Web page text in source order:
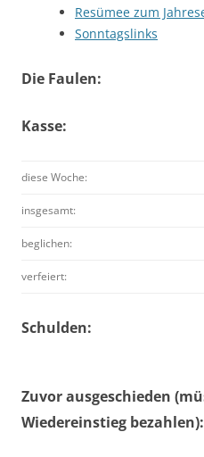
Resümee zum
Sonntagslinks
Die Faulen:
Kasse:
diese Woche:
insgesamt:
beglichen:
verfeiert:
Schulden:
Zuvor ausgeschieden
Wiedereinstieg bezahlen):